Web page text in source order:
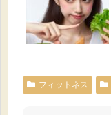
フィットネス